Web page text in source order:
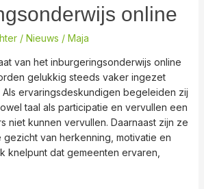
online
/ Nieuws / Maja
van het inburgeringsonderwijs online
gelukkig steeds vaker ingezet
ervaringsdeskundigen begeleiden zij
taal als participatie en vervullen een
niet kunnen vervullen. Daarnaast zijn ze
gezicht van herkenning, motivatie en
knelpunt dat gemeenten ervaren,